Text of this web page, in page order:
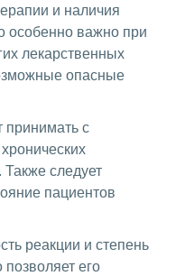
и наличия
особенно важно при
лекарственных
опасные
принимать с
Также следует
пациентов
реакции и степень
его